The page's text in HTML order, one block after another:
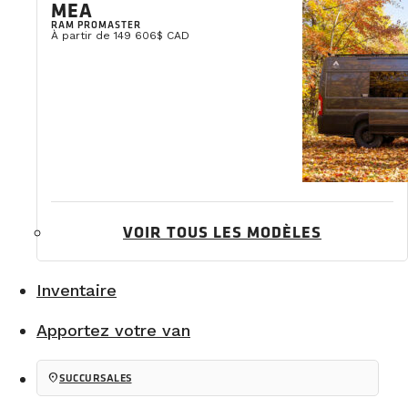
MEA
RAM PROMASTER
À partir de 149 606$ CAD
VOIR TOUS LES MODÈLES
Inventaire
Apportez votre van
location_onSUCCURSALES